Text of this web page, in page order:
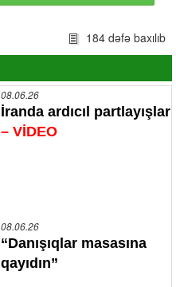
184 dəfə baxılıb
08.06.26
İranda ardıcıl partlayışlar
– VİDEO
08.06.26
“Danışıqlar masasına
qayıdın”